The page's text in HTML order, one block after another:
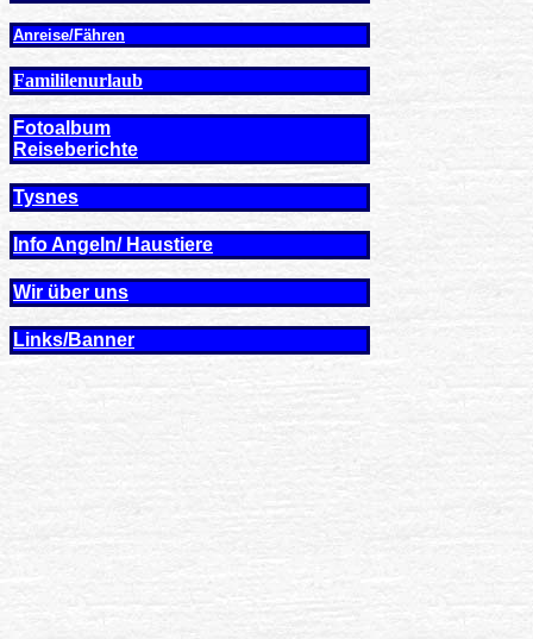
Anreise/Fähren
Famililenurlaub
Fotoalbum
Reiseberichte
Tysnes
Info Angeln/ Haustiere
Wir über uns
Links/Banner